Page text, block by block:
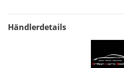
Stoßfänger / Stoßf.-Leiste
lackiert
Warmluftkanal zum Lade-/
Händlerdetails